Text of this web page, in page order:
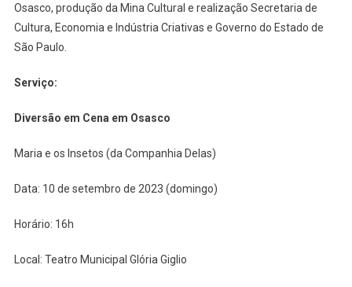
Osasco, produção da Mina Cultural e realização Secretaria de
Cultura, Economia e Indústria Criativas e Governo do Estado de
São Paulo.
Serviço:
Diversão em Cena em Osasco
Maria e os Insetos (da Companhia Delas)
Data: 10 de setembro de 2023 (domingo)
Horário: 16h
Local: Teatro Municipal Glória Giglio